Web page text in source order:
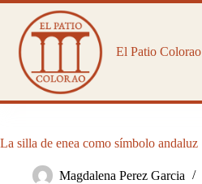
Saltar
contenido
El Patio Colorao
La silla de enea como símbolo andaluz
Magdalena Perez Garcia